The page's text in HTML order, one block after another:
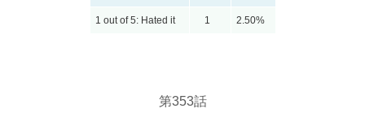
1 out of 5: Hated it 1 2.50%
第353話